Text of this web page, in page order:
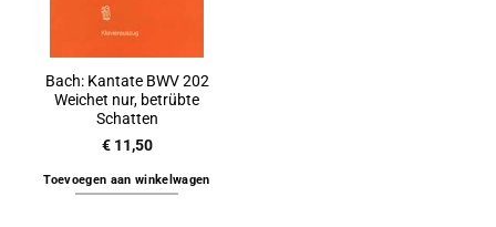
Bach: Kantate BWV 202
Weichet nur, betrübte
Schatten
€11,50
Toevoegen aan winkelwagen